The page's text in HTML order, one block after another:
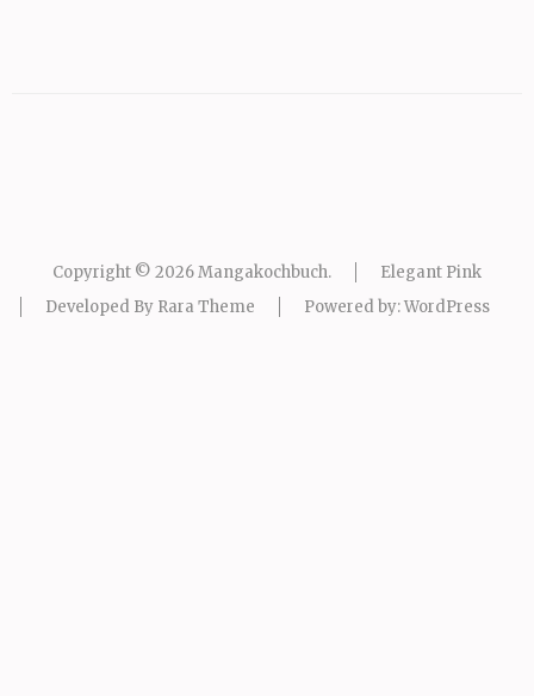
Copyright © 2026Mangakochbuch.
Elegant Pink
Developed By Rara Theme Powered by:WordPress